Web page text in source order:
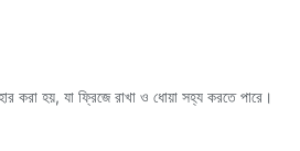
করা হয়, যা ফ্রিজে রাখা ও ধোয়া সহ্য করতে পারে।